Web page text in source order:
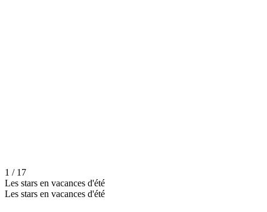
1 / 17
Les stars en vacances d'été
Les stars en vacances d'été